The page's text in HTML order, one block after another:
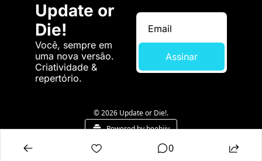
Update or
Die!
Você, sempre em
uma nova versão.
Criatividade &
repertório.
Assinar
© 2026 Update or Die!.
Powered by beehiiv
0